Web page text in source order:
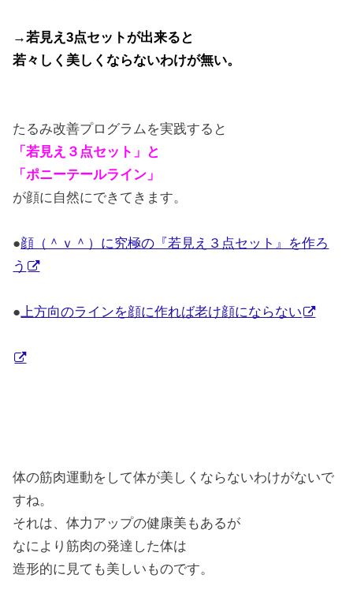
→若見え3点セットが出来ると
若々しく美しくならないわけが無い。
たるみ改善プログラムを実践すると
「若見え３点セット」と
「ポニーテールライン」
が顔に自然にできてきます。
●顔（＾ｖ＾）に究極の『若見え３点セット』を作ろ
う
●上方向のラインを顔に作れば老け顔にならない
体の筋肉運動をして体が美しくならないわけがないで
すね。
それは、体力アップの健康美もあるが
なにより筋肉の発達した体は
造形的に見ても美しいものです。